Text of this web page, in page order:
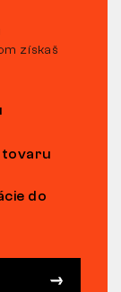
získaš
tovaru
do